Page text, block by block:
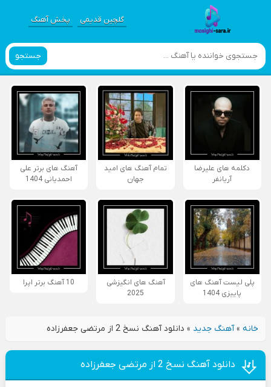
گلچین قدیمی پخش آهنگ
جستجو
دکلمه های علیرضا
آریانفر
تمام آهنگ های امید
جهان
آهنگ های برتر علی
احمدیانی 1404
پلی لیست آهنگ های
پاییزی 1404
آهنگ های انگیزشی
2025
10 آهنگ برتر اپرا
خانه»آهنگ جدید » دانلود آهنگ نسخ 2 از مرتضی جعفرزاده
دانلود آهنگ نسخ 2 از مرتضی جعفرزاده